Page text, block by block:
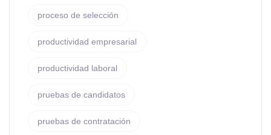
proceso de selección
productividad empresarial
productividad laboral
pruebas de candidatos
pruebas de contratación